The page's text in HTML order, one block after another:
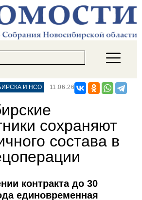
И НСО 11.06.26
сохраняют
состава в
контракта до 30
единовременная